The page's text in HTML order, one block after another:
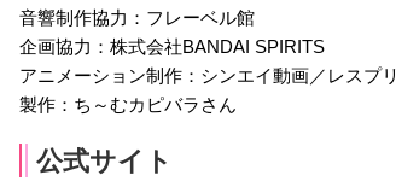
音響制作協力：フレーベル館
企画協力：株式会社BANDAI SPIRITS
アニメーション制作：シンエイ動画／レスプリ
製作：ち～むカピバラさん
公式サイト